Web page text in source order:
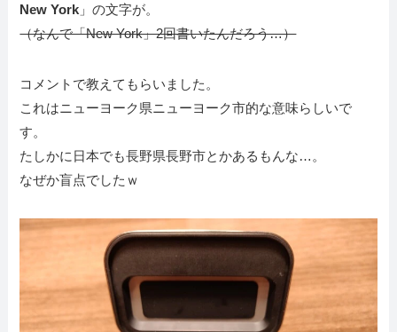
New York 」の文字が。
（なんで「New York」2回書いたんだろう…）
コメントで教えてもらいました。
これはニューヨーク県ニューヨーク市的な意味らしいで
す。
たしかに日本でも長野県長野市とかあるもんな…。
なぜか盲点でしたｗ